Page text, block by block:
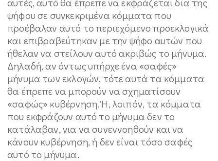
ψήφου σε συγκεκριμένα κόμματα που
προέβαλαν αυτό το περιεχόμενο προεκλογικά
και επιβραβεύτηκαν με την ψήφο αυτών που
ήθελαν να στείλουν αυτό ακριβώς το μήνυμα.
Δηλαδή, αν όντως υπήρχε ένα «σαφές»
μήνυμα των εκλογών, τότε αυτά τα κόμματα
θα έπρεπε να μπορούν να σχηματίσουν
«σαφώς» κυβέρνηση. Ή, λοιπόν, τα κόμματα
που εκφράζουν αυτό το μήνυμα δεν το
κατάλαβαν, για να συνεννοηθούν και να
κάνουν κυβέρνηση, ή δεν είναι τόσο σαφές
αυτό το μήνυμα.